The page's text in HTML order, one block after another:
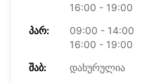
16:00 - 19:00
ᲞᲐᲠ:
09:00 - 14:00
16:00 - 19:00
ᲨᲐᲑ:
დახურულია